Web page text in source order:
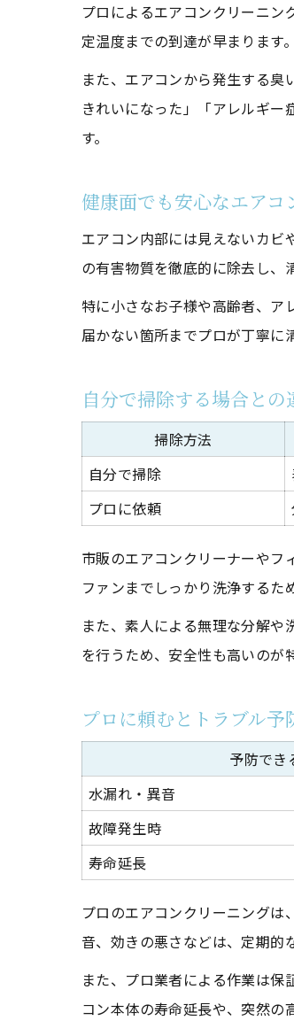
プロによるエアコンクリーニ
定温度までの到達が早まります
また、エアコンから発生する
きれいになった」「アレルギ
す。
健康面でも安心なエア
エアコン内部には見えないカビ
の有害物質を徹底的に除去し、
特に小さなお子様や高齢者、ア
届かない箇所までプロが丁寧に
自分で掃除する場合との
掃除方法
自分で掃除
プロに依頼
市販のエアコンクリーナーやフ
ファンまでしっかり洗浄するた
また、素人による無理な分解
を行うため、安全性も高いのが
プロに頼むとトラブル予
予防でき
水漏れ・異音
故障発生時
寿命延長
プロのエアコンクリーニング
音、効きの悪さなどは、定期的
また、プロ業者による作業は
コン本体の寿命延長や、突然の